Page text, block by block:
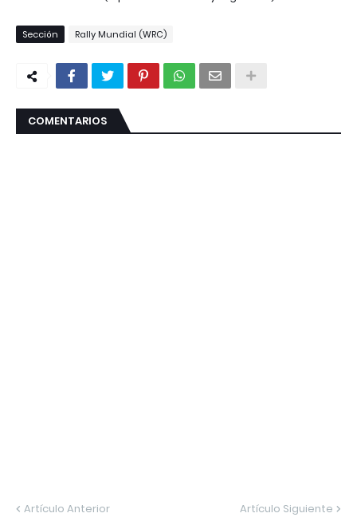
Sección Rally Mundial (WRC)
COMENTARIOS
Artículo Anterior Artículo Siguiente